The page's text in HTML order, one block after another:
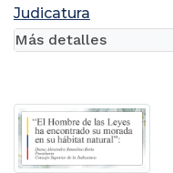
Judicatura
Más detalles